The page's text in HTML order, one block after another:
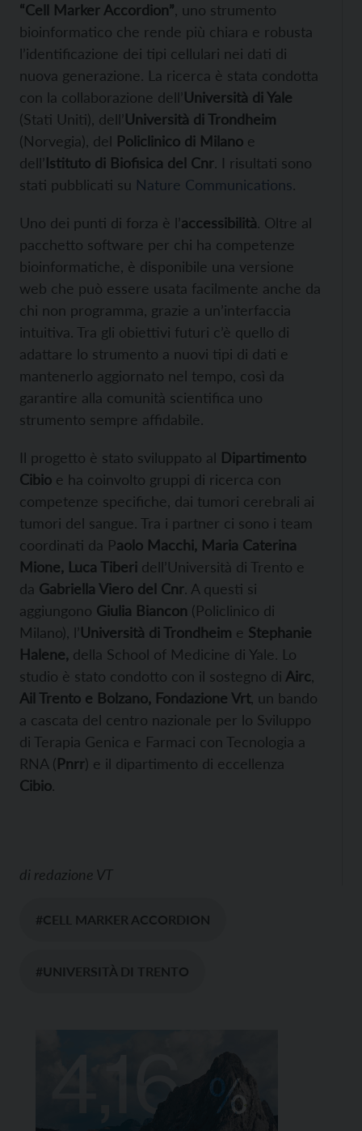
“Cell Marker Accordion” , uno strumento
bioinformatico che rende più chiara e robusta
l’identificazione dei tipi cellulari nei dati di
nuova generazione. La ricerca è stata condotta
con la collaborazione dell’Università di Yale
(Stati Uniti), dell’Università di Trondheim
(Norvegia), del Policlinico di Milano e
dell’Istituto di Biofisica del Cnr. I risultati sono
stati pubblicati su Nature Communications.
Uno dei punti di forza è l’accessibilità. Oltre al
pacchetto software per chi ha competenze
bioinformatiche, è disponibile una versione
web che può essere usata facilmente anche da
chi non programma, grazie a un’interfaccia
intuitiva. Tra gli obiettivi futuri c’è quello di
adattare lo strumento a nuovi tipi di dati e
mantenerlo aggiornato nel tempo, così da
garantire alla comunità scientifica uno
strumento sempre affidabile.
Il progetto è stato sviluppato al Dipartimento
Cibio e ha coinvolto gruppi di ricerca con
competenze specifiche, dai tumori cerebrali ai
tumori del sangue. Tra i partner ci sono i team
coordinati da Paolo Macchi, Maria Caterina
Mione, Luca Tiberi dell’Università di Trento e
da Gabriella Viero del Cnr. A questi si
aggiungono Giulia Biancon (Policlinico di
Milano), l’Università di Trondheim e Stephanie
Halene, della School of Medicine di Yale. Lo
studio è stato condotto con il sostegno di Airc
Ail Trento e Bolzano, Fondazione Vrt, un bando
a cascata del centro nazionale per lo Sviluppo
di Terapia Genica e Farmaci con Tecnologia a
RNA (Pnrr) e il dipartimento di eccellenza
Cibio.
di redazione VT
#CELL MARKER ACCORDION
#UNIVERSITÀ DI TRENTO